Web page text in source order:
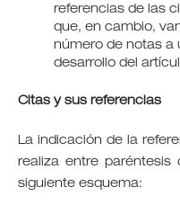
referencias de las
que, en cambio,
número de notas a
desarrollo del
Citas y sus referencias
La indicación de la
realiza entre
siguiente esquema: